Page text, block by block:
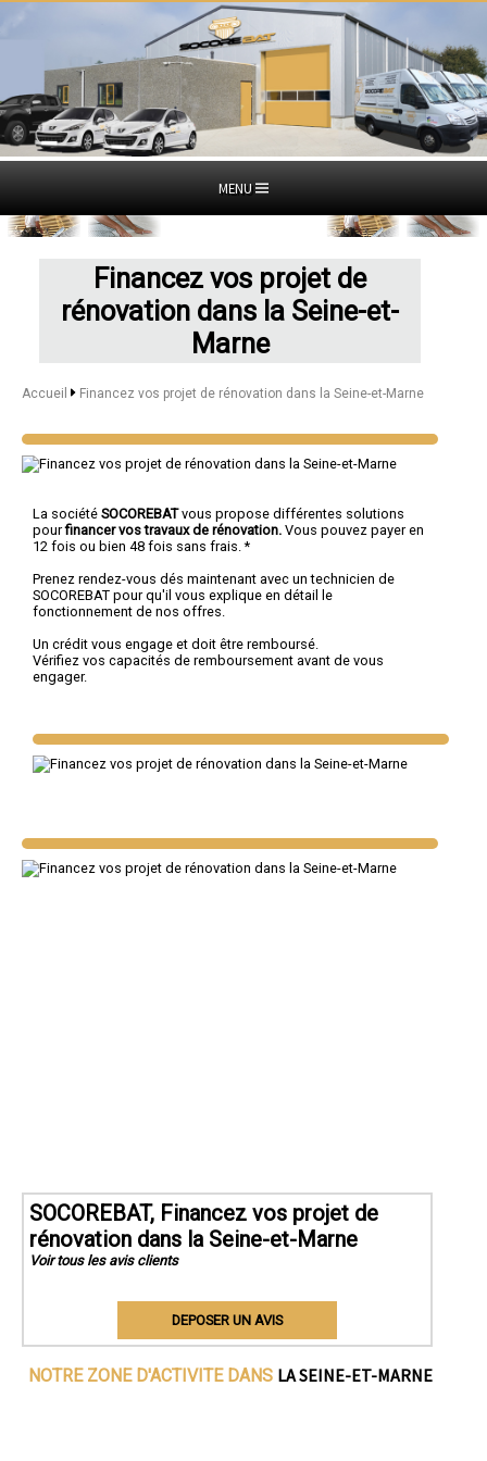
MENU
Financez vos projet de
rénovation dans la Seine-et-
Marne
Accueil Financez vos projet de rénovation dans la Seine-et-Marne
La société SOCOREBATvous propose différentes solutions
pourfinancer vos travaux de rénovation. Vous pouvez payer en
12 fois ou bien 48 fois sans frais. *
Prenez rendez-vous dés maintenant avec un technicien de
SOCOREBAT pour qu'il vous explique en détail le
fonctionnement de nos offres.
Un crédit vous engage et doit être remboursé.
Vérifiez vos capacités de remboursement avant de vous
engager.
SOCOREBAT, Financez vos projet de
rénovation dans la Seine-et-Marne
Voir tous les avis clients
DEPOSER UN AVIS
NOTRE ZONE D'ACTIVITE DANS LA SEINE-ET-MARNE